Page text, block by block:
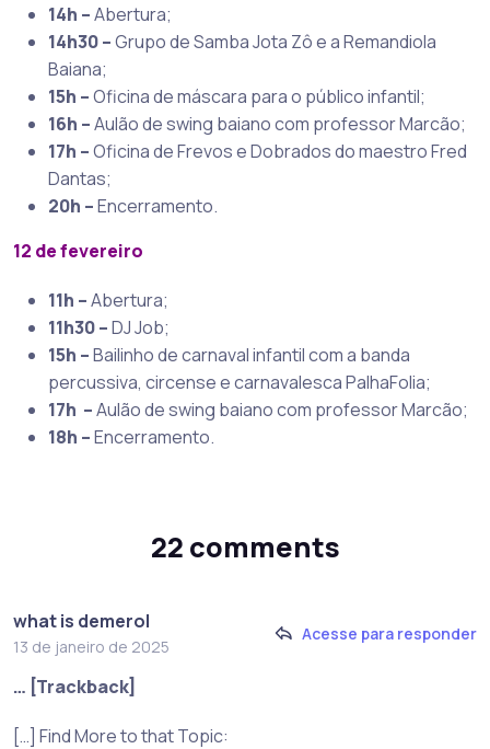
14h –Abertura;
14h30 –Grupo de Samba Jota Zô e a Remandiola
Baiana;
15h –Oficina de máscara para o público infantil;
16h –Aulão de swing baiano com professor Marcão;
17h –Oficina de Frevos e Dobrados do maestro Fred
Dantas;
20h –Encerramento.
12 de fevereiro
11h –Abertura;
11h30 –DJ Job;
15h –Bailinho de carnaval infantil com a banda
percussiva, circense e carnavalesca PalhaFolia;
17h –Aulão de swing baiano com professor Marcão;
18h –Encerramento.
22 comments
what is demerol
13 de janeiro de 2025
Acesse para responder
… [Trackback]
[…] Find More to that Topic: